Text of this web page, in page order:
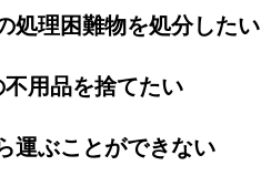
処理困難物を処分したい
用品を捨てたい
運ぶことができない